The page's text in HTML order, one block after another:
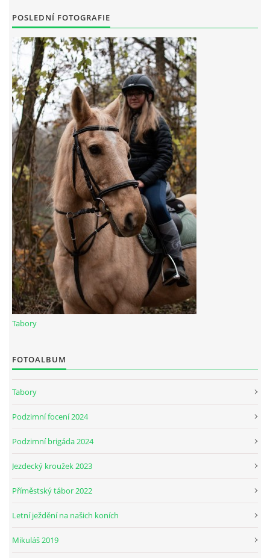
NÁHRADNÍ TERMÍN BRIGÁDY PRO TY KTEŘÍ SE
NEDOSTAVILI NA PODZIMNÍ BRIGÁDU
ČLENOVÉ RYCHVALDU 2023
7:4 (VELKÝ PÁTEK) KROUŽEK NEBUDE
JARNÍ BRIGÁDA 20.5.2023
DNE 17.11.2023 KROUŽEK JEZDECTVÍ NENÍ
DĚKUJEME MĚSTU RYCHVALD ZA DOTACI V ROCE 2023
NABÍZÍME BRIGÁDU U NÁS VE STÁJI. PRO BLIŽŠÍ INFO
VOLEJTE 604265192
DĚKUJEME ZA PODPORU ČESKÉ UNIÍ SPORTU
JARNÍ BRIGÁDA SE ODKLÁDÁ.
PODZIMNÍ BRIGÁDA 9.11.2024
VELKÝ PÁTEK-18.4 KROUŽEK BUDE NORMÁLNĚ PROBÍHAT
POSLEDNÍ FOTOGRAFIE
Tabory
FOTOALBUM
Tabory
Podzimní focení 2024
Podzimní brigáda 2024
Jezdecký kroužek 2023
Příměstský tábor 2022
Letní ježdění na našich koních
Mikuláš 2019